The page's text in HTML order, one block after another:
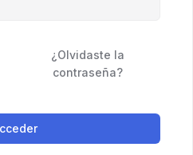
¿Olvidaste la
contraseña?